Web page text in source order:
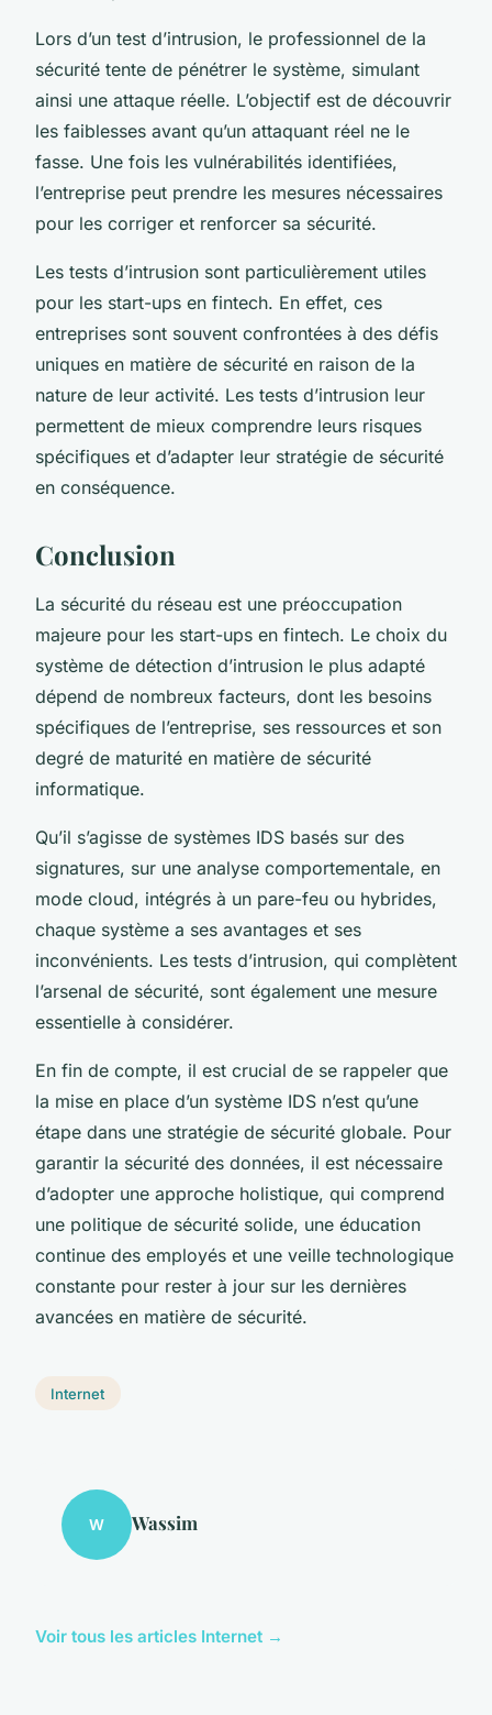
Lors d’un test d’intrusion, le professionnel de la
sécurité tente de pénétrer le système, simulant
ainsi une attaque réelle. L’objectif est de découvrir
les faiblesses avant qu’un attaquant réel ne le
fasse. Une fois les vulnérabilités identifiées,
l’entreprise peut prendre les mesures nécessaires
pour les corriger et renforcer sa sécurité.
Les tests d’intrusion sont particulièrement utiles
pour les start-ups en fintech. En effet, ces
entreprises sont souvent confrontées à des défis
uniques en matière de sécurité en raison de la
nature de leur activité. Les tests d’intrusion leur
permettent de mieux comprendre leurs risques
spécifiques et d’adapter leur stratégie de sécurité
en conséquence.
Conclusion
La sécurité du réseau est une préoccupation
majeure pour les start-ups en fintech. Le choix du
système de détection d’intrusion le plus adapté
dépend de nombreux facteurs, dont les besoins
spécifiques de l’entreprise, ses ressources et son
degré de maturité en matière de sécurité
informatique.
Qu’il s’agisse de systèmes IDS basés sur des
signatures, sur une analyse comportementale, en
mode cloud, intégrés à un pare-feu ou hybrides,
chaque système a ses avantages et ses
inconvénients. Les tests d’intrusion, qui complètent
l’arsenal de sécurité, sont également une mesure
essentielle à considérer.
En fin de compte, il est crucial de se rappeler que
la mise en place d’un système IDS n’est qu’une
étape dans une stratégie de sécurité globale. Pour
garantir la sécurité des données, il est nécessaire
d’adopter une approche holistique, qui comprend
une politique de sécurité solide, une éducation
continue des employés et une veille technologique
constante pour rester à jour sur les dernières
avancées en matière de sécurité.
Internet
W Wassim
Voir tous les articles Internet →